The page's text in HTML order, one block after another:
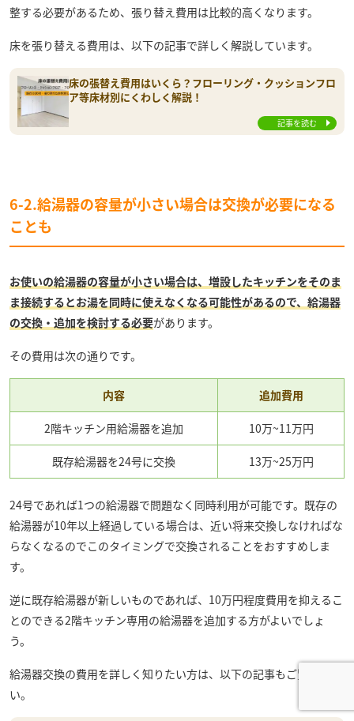
整する必要があるため、張り替え費用は比較的高くなります。
床を張り替える費用は、以下の記事で詳しく解説しています。
床の張替え費用はいくら？フローリング・クッションフロ
ア等床材別にくわしく解説！
記事を読む
6-2.給湯器の容量が小さい場合は交換が必要になる
ことも
お使いの給湯器の容量が小さい場合は、増設したキッチンをそのま
ま接続するとお湯を同時に使えなくなる可能性があるので、給湯器
の交換・追加を検討する必要があります。
その費用は次の通りです。
内容 追加費用
2階キッチン用給湯器を追加 10万~11万円
既存給湯器を24号に交換 13万~25万円
24号であれば1つの給湯器で問題なく同時利用が可能です。既存の
給湯器が10年以上経過している場合は、近い将来交換しなければな
らなくなるのでこのタイミングで交換されることをおすすめしま
す。
逆に既存給湯器が新しいものであれば、10万円程度費用を抑えるこ
とのできる2階キッチン専用の給湯器を追加する方がよいでしょ
う。
給湯器交換の費用を詳しく知りたい方は、以下の記事もご覧くださ
い。